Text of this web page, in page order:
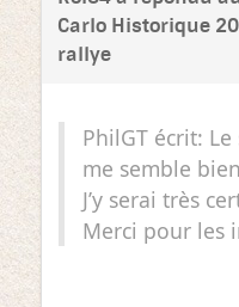
Carlo Historique
rallye
PhilGT écrit:
me semble
J’y serai très
Merci pour les